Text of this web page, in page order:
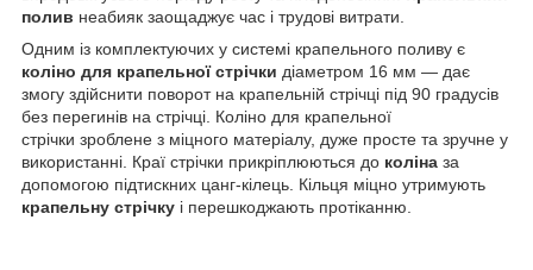
полив неабияк заощаджує час і трудові витрати.
Одним із комплектуючих у системі крапельного поливу є
коліно для крапельної стрічки діаметром 16 мм — дає
змогу здійснити поворот на крапельній стрічці під 90 градусів
без перегинів на стрічці. Коліно для крапельної
стрічки зроблене з міцного матеріалу, дуже просте та зручне у
використанні. Краї стрічки прикріплюються до коліна за
допомогою підтискних цанг-кілець. Кільця міцно утримують
крапельну стрічку і перешкоджають протіканню.